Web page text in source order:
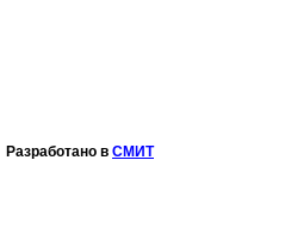
Разработано в СМИТ